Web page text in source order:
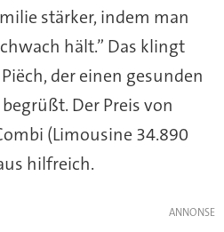
stärker, indem man
hält.” Das klingt
der einen gesunden
Der Preis von
(Limousine 34.890
hilfreich.